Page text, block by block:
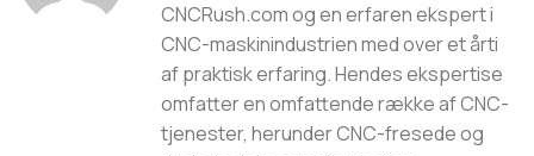
CNCRush.com og en erfaren ekspert i
CNC-maskinindustrien med over et årti
af praktisk erfaring. Hendes ekspertise
omfatter en omfattende række af CNC-
tjenester, herunder CNC-fresede og